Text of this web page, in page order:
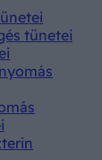
tünetei